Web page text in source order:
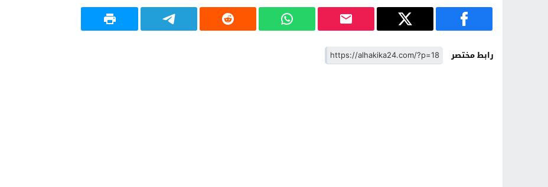
رابط مختصر